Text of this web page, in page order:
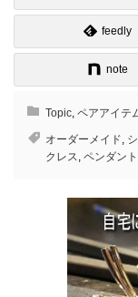
feedly
note
Topic, ペアアイテ
オーダーメイド,
クレス, ペンダント